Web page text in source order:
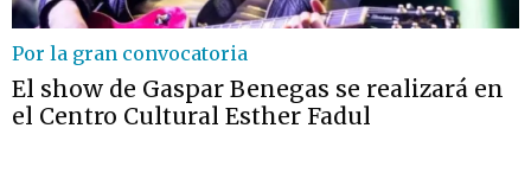
Por la gran convocatoria
El show de Gaspar Benegas se realizará en
el Centro Cultural Esther Fadul